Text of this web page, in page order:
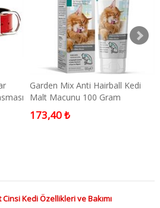
Garden Mix Anti Hairball Kedi
Malt Macunu 100 Gram
173,40 ₺
Kedi Özellikleri ve Bakımı